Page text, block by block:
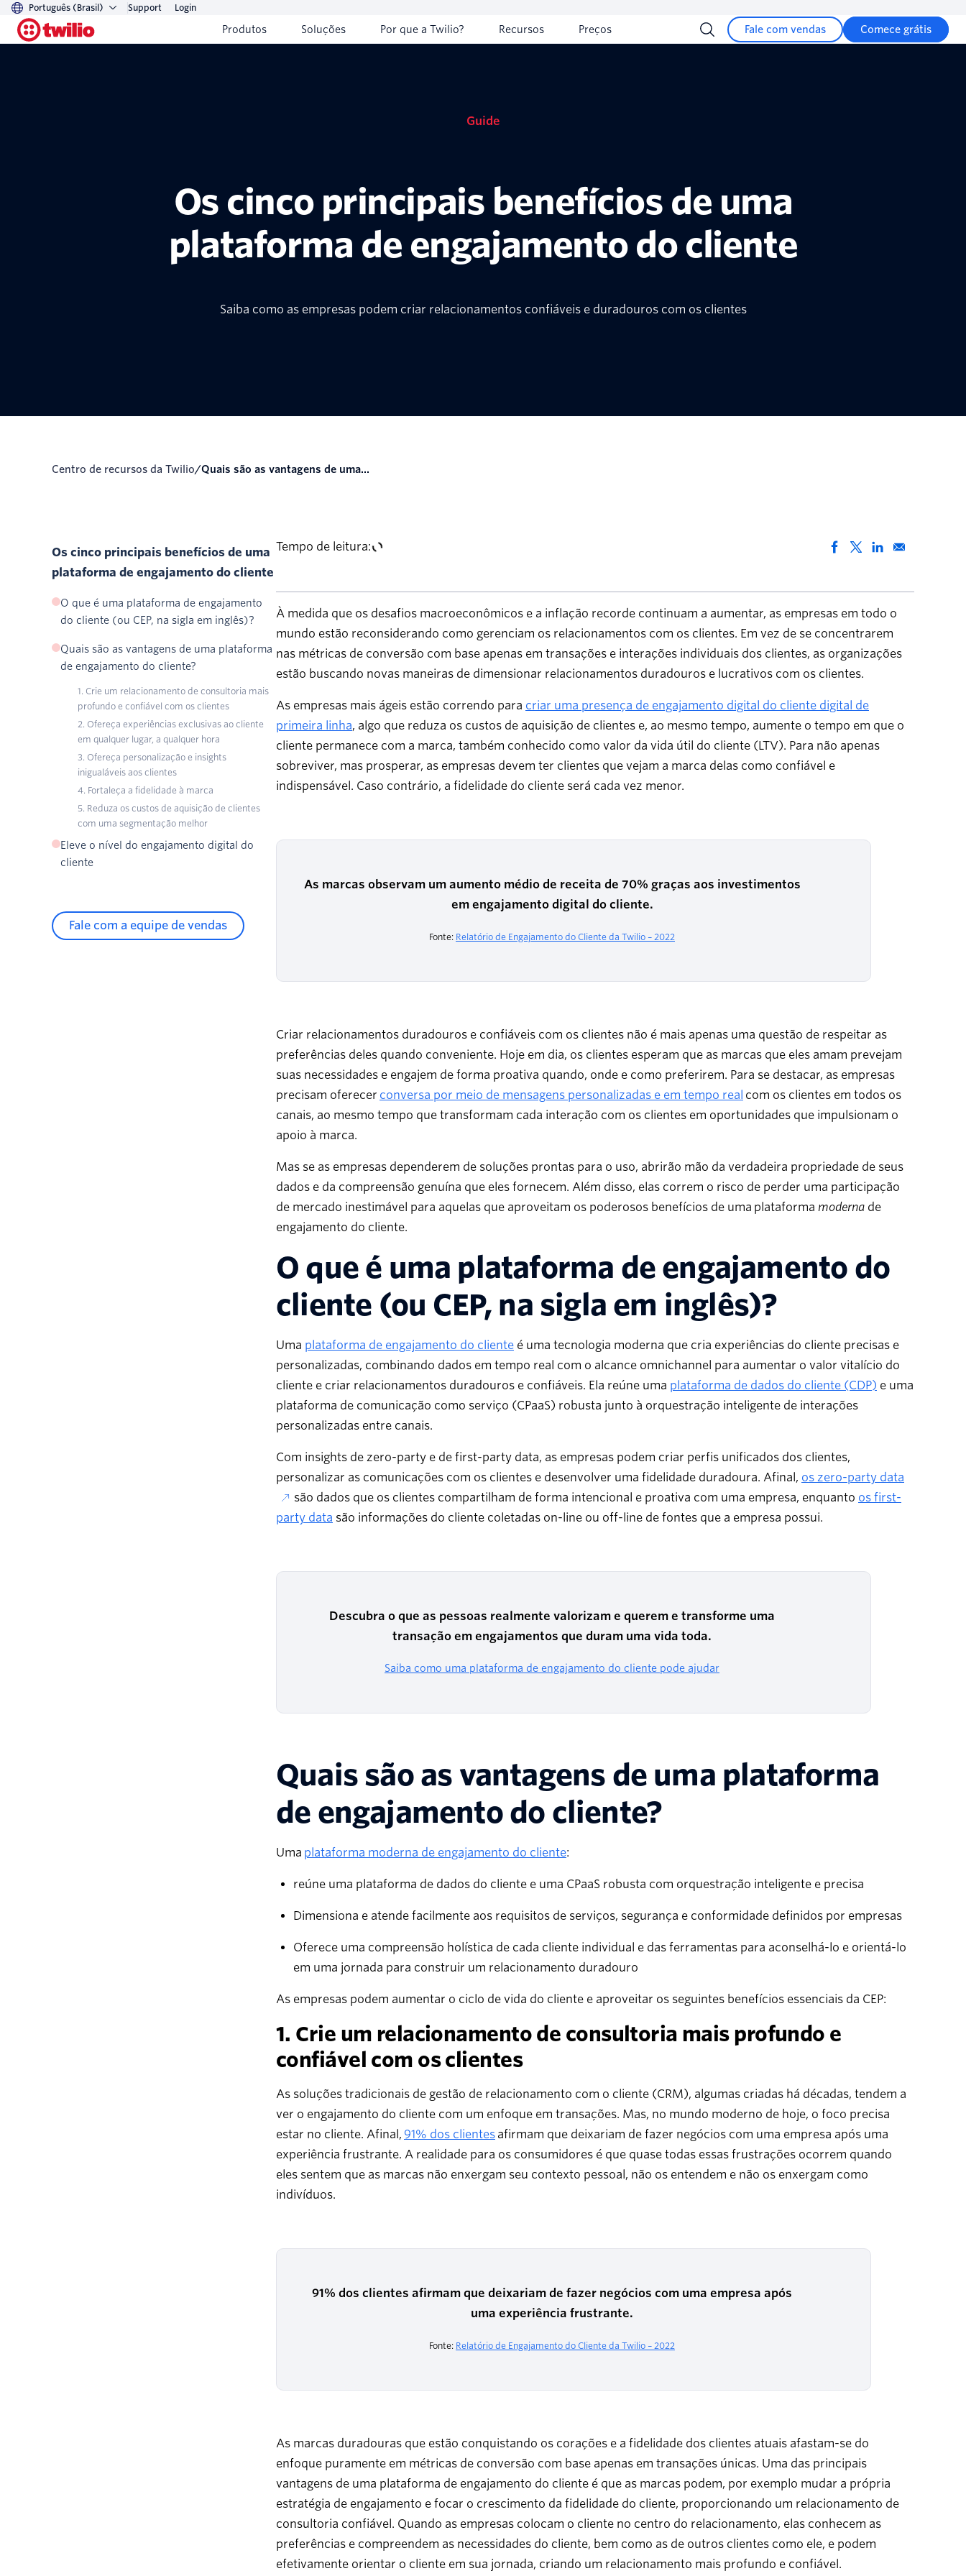
Português (Brasil) Support Login
Produtos Soluções Por que a Twilio? Recursos Preços Fale com vendas Comece grátis
Guide
Os cinco principais benefícios de uma
plataforma de engajamento do cliente
Saiba como as empresas podem criar relacionamentos confiáveis e duradouros com os clientes
Centro de recursos da Twilio/ Quais são as vantagens de uma...
Os cinco principais benefícios de uma
plataforma de engajamento do cliente
O que é uma plataforma de engajamento
do cliente (ou CEP, na sigla em inglês)?
Quais são as vantagens de uma plataforma
de engajamento do cliente?
1. Crie um relacionamento de consultoria mais
profundo e confiável com os clientes
2. Ofereça experiências exclusivas ao cliente
em qualquer lugar, a qualquer hora
3. Ofereça personalização e insights
inigualáveis aos clientes
4. Fortaleça a fidelidade à marca
5. Reduza os custos de aquisição de clientes
com uma segmentação melhor
Eleve o nível do engajamento digital do
cliente
Fale com a equipe de vendas
Tempo de leitura:
À medida que os desafios macroeconômicos e a inflação recorde continuam a aumentar, as empresas em todo o
mundo estão reconsiderando como gerenciam os relacionamentos com os clientes. Em vez de se concentrarem
nas métricas de conversão com base apenas em transações e interações individuais dos clientes, as organizações
estão buscando novas maneiras de dimensionar relacionamentos duradouros e lucrativos com os clientes.
As empresas mais ágeis estão correndo para criar uma presença de engajamento digital do cliente digital de
primeira linha, algo que reduza os custos de aquisição de clientes e, ao mesmo tempo, aumente o tempo em que o
cliente permanece com a marca, também conhecido como valor da vida útil do cliente (LTV). Para não apenas
sobreviver, mas prosperar, as empresas devem ter clientes que vejam a marca delas como confiável e
indispensável. Caso contrário, a fidelidade do cliente será cada vez menor.
As marcas observam um aumento médio de receita de 70% graças aos investimentos
em engajamento digital do cliente.
Fonte: Relatório de Engajamento do Cliente da Twilio – 2022
Criar relacionamentos duradouros e confiáveis com os clientes não é mais apenas uma questão de respeitar as
preferências deles quando conveniente. Hoje em dia, os clientes esperam que as marcas que eles amam prevejam
suas necessidades e engajem de forma proativa quando, onde e como preferirem. Para se destacar, as empresas
precisam oferecer conversa por meio de mensagens personalizadas e em tempo real com os clientes em todos os
canais, ao mesmo tempo que transformam cada interação com os clientes em oportunidades que impulsionam o
apoio à marca.
Mas se as empresas dependerem de soluções prontas para o uso, abrirão mão da verdadeira propriedade de seus
dados e da compreensão genuína que eles fornecem. Além disso, elas correm o risco de perder uma participação
de mercado inestimável para aquelas que aproveitam os poderosos benefícios de uma plataforma modernade
engajamento do cliente.
O que é uma plataforma de engajamento do
cliente (ou CEP, na sigla em inglês)?
Uma plataforma de engajamento do cliente é uma tecnologia moderna que cria experiências do cliente precisas e
personalizadas, combinando dados em tempo real com o alcance omnichannel para aumentar o valor vitalício do
cliente e criar relacionamentos duradouros e confiáveis. Ela reúne uma plataforma de dados do cliente (CDP) e uma
plataforma de comunicação como serviço (CPaaS) robusta junto à orquestração inteligente de interações
personalizadas entre canais.
Com insights de zero-party e de first-party data, as empresas podem criar perfis unificados dos clientes,
personalizar as comunicações com os clientes e desenvolver uma fidelidade duradoura. Afinal, os zero-party data
são dados que os clientes compartilham de forma intencional e proativa com uma empresa, enquanto os first-
party data são informações do cliente coletadas on-line ou off-line de fontes que a empresa possui.
Descubra o que as pessoas realmente valorizam e querem e transforme uma
transação em engajamentos que duram uma vida toda.
Saiba como uma plataforma de engajamento do cliente pode ajudar
Quais são as vantagens de uma plataforma
de engajamento do cliente?
Uma plataforma moderna de engajamento do cliente:
reúne uma plataforma de dados do cliente e uma CPaaS robusta com orquestração inteligente e precisa
Dimensiona e atende facilmente aos requisitos de serviços, segurança e conformidade definidos por empresas
Oferece uma compreensão holística de cada cliente individual e das ferramentas para aconselhá-lo e orientá-lo
em uma jornada para construir um relacionamento duradouro
As empresas podem aumentar o ciclo de vida do cliente e aproveitar os seguintes benefícios essenciais da CEP:
1. Crie um relacionamento de consultoria mais profundo e
confiável com os clientes
As soluções tradicionais de gestão de relacionamento com o cliente (CRM), algumas criadas há décadas, tendem a
ver o engajamento do cliente com um enfoque em transações. Mas, no mundo moderno de hoje, o foco precisa
estar no cliente. Afinal, 91% dos clientes afirmam que deixariam de fazer negócios com uma empresa após uma
experiência frustrante. A realidade para os consumidores é que quase todas essas frustrações ocorrem quando
eles sentem que as marcas não enxergam seu contexto pessoal, não os entendem e não os enxergam como
indivíduos.
91% dos clientes afirmam que deixariam de fazer negócios com uma empresa após
uma experiência frustrante.
Fonte: Relatório de Engajamento do Cliente da Twilio – 2022
As marcas duradouras que estão conquistando os corações e a fidelidade dos clientes atuais afastam-se do
enfoque puramente em métricas de conversão com base apenas em transações únicas. Uma das principais
vantagens de uma plataforma de engajamento do cliente é que as marcas podem, por exemplo mudar a própria
estratégia de engajamento e focar o crescimento da fidelidade do cliente, proporcionando um relacionamento de
consultoria confiável. Quando as empresas colocam o cliente no centro do relacionamento, elas conhecem as
preferências e compreendem as necessidades do cliente, bem como as de outros clientes como ele, e podem
efetivamente orientar o cliente em sua jornada, criando um relacionamento mais profundo e confiável.